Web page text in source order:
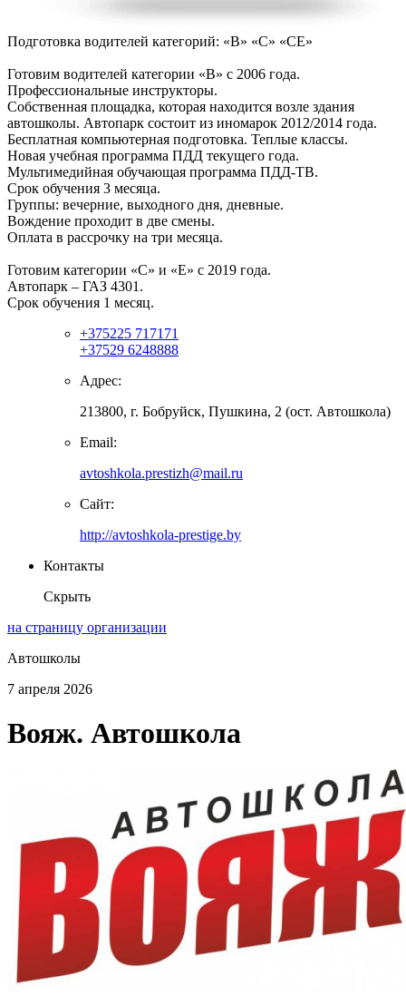
Подготовка водителей категорий: «В» «С» «СЕ»
Готовим водителей категории «В» с 2006 года.
Профессиональные инструкторы.
Собственная площадка, которая находится возле здания
автошколы. Автопарк состоит из иномарок 2012/2014 года.
Бесплатная компьютерная подготовка. Теплые классы.
Новая учебная программа ПДД текущего года.
Мультимедийная обучающая программа ПДД-ТВ.
Срок обучения 3 месяца.
Группы: вечерние, выходного дня, дневные.
Вождение проходит в две смены.
Оплата в рассрочку на три месяца.
Готовим категории «С» и «Е» с 2019 года.
Автопарк – ГАЗ 4301.
Срок обучения 1 месяц.
+375225 717171
+37529 6248888
Адрес:
213800, г. Бобруйск, Пушкина, 2 (ост. Автошкола)
Email:
avtoshkola.prestizh@mail.ru
Сайт:
http://avtoshkola-prestige.by
Контакты
Скрыть
на страницу организации
Автошколы
7 апреля 2026
Вояж. Автошкола